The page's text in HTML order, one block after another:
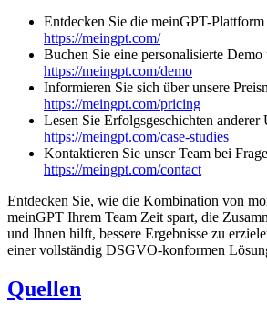
Entdecken Sie die meinGPT-Plattform
https://meingpt.com/
Buchen Sie eine personalisierte Demo
https://meingpt.com/demo
Informieren Sie sich über unsere
https://meingpt.com/pricing
Lesen Sie Erfolgsgeschichten anderer
https://meingpt.com/case-studies
Kontaktieren Sie unser Team bei
https://meingpt.com/contact
Entdecken Sie, wie die Kombination von
meinGPT Ihrem Team Zeit spart, die
und Ihnen hilft, bessere Ergebnisse zu
einer vollständig DSGVO-konformen
Quellen